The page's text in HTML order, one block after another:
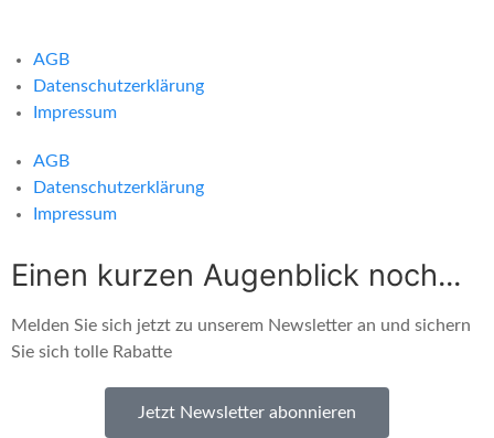
AGB
Datenschutzerklärung
Impressum
AGB
Datenschutzerklärung
Impressum
Einen kurzen Augenblick noch...
Melden Sie sich jetzt zu unserem Newsletter an und sichern
Sie sich tolle Rabatte
Jetzt Newsletter abonnieren